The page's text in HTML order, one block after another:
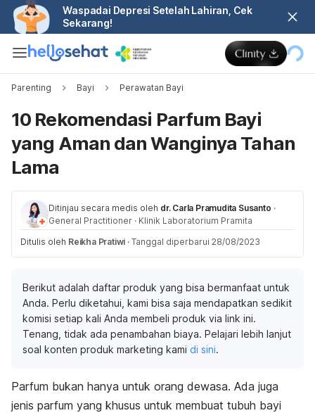
Waspadai Depresi Setelah Lahiran, Cek
Sekarang!
Parenting Bayi Perawatan Bayi
10 Rekomendasi Parfum Bayi
yang Aman dan Wanginya Tahan
Lama
Ditinjau secara medis oleh dr. Carla Pramudita Susanto ·
General Practitioner · Klinik Laboratorium Pramita
Ditulis oleh Reikha Pratiwi · Tanggal diperbarui 28/08/2023
Berikut adalah daftar produk yang bisa bermanfaat untuk
Anda. Perlu diketahui, kami bisa saja mendapatkan sedikit
komisi setiap kali Anda membeli produk via link ini.
Tenang, tidak ada penambahan biaya. Pelajari lebih lanjut
soal konten produk marketing kami di sini.
Parfum bukan hanya untuk orang dewasa. Ada juga
jenis parfum yang khusus untuk membuat tubuh bayi